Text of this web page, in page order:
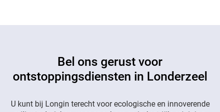
Bel ons gerust voor
ontstoppingsdiensten in Londerzeel
U kunt bij Longin terecht voor ecologische en innoverende